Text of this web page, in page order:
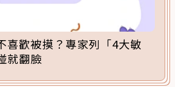
喜歡被摸？專家列「4大敏
就翻臉